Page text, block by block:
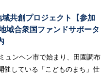
共創プロジェクト【参加
域合衆国ファンドサポータ
ュンヘン市で始まり、田園調布
催している「こどものまち」仕